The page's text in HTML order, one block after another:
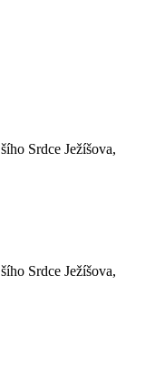
Srdce Ježíšova,
Srdce Ježíšova,